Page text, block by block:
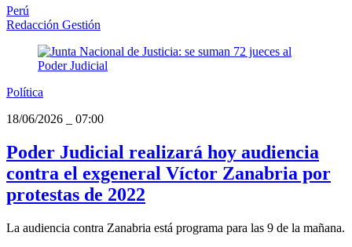
Perú
Redacción Gestión
Política
18/06/2026
07:00
Poder Judicial realizará hoy audiencia
contra el exgeneral Víctor Zanabria por
protestas de 2022
La audiencia contra Zanabria está programa para las 9 de la mañana.